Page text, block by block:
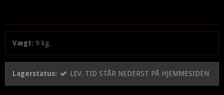
Vægt: 9 kg.
Lagerstatus: LEV. TID STÅR NEDERST PÅ HJEMMESIDEN